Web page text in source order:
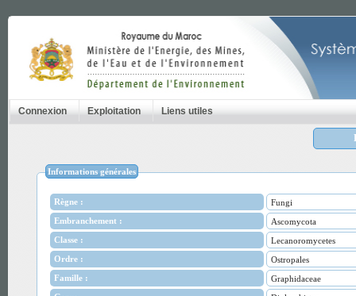
Connexion Exploitation Liens utiles
Informations générales
Règne :
Fungi
Embranchement :
Ascomycota
Classe :
Lecanoromycetes
Ordre :
Ostropales
Famille :
Graphidaceae